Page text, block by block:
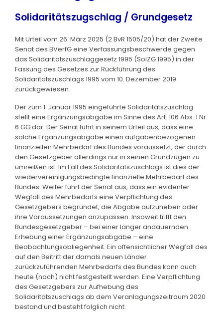
Solidaritätszugschlag / Grundgesetz
Mit Urteil vom 26. März 2025 (2 BvR 1505/20) hat der Zweite
Senat des BVerfG eine Verfassungsbeschwerde gegen
das Solidaritätszuschlaggesetz 1995 (SolZG 1995) in der
Fassung des Gesetzes zur Rückführung des
Solidaritätszuschlags 1995 vom 10. Dezember 2019
zurückgewiesen.
Der zum 1. Januar 1995 eingeführte Solidaritätszuschlag
stellt eine Ergänzungsabgabe im Sinne des Art. 106 Abs. 1 Nr.
6 GG dar. Der Senat führt in seinem Urteil aus, dass eine
solche Ergänzungsabgabe einen aufgabenbezogenen
finanziellen Mehrbedarf des Bundes voraussetzt, der durch
den Gesetzgeber allerdings nur in seinen Grundzügen zu
umreißen ist. Im Fall des Solidaritätszuschlags ist dies der
wiedervereinigungsbedingte finanzielle Mehrbedarf des
Bundes. Weiter führt der Senat aus, dass ein evidenter
Wegfall des Mehrbedarfs eine Verpflichtung des
Gesetzgebers begründet, die Abgabe aufzuheben oder
ihre Voraussetzungen anzupassen. Insoweit trifft den
Bundesgesetzgeber – bei einer länger andauernden
Erhebung einer Ergänzungsabgabe – eine
Beobachtungsobliegenheit. Ein offensichtlicher Wegfall des
auf den Beitritt der damals neuen Länder
zurückzuführenden Mehrbedarfs des Bundes kann auch
heute (noch) nicht festgestellt werden. Eine Verpflichtung
des Gesetzgebers zur Aufhebung des
Solidaritätszuschlags ab dem Veranlagungszeitraum 2020
bestand und besteht folglich nicht.